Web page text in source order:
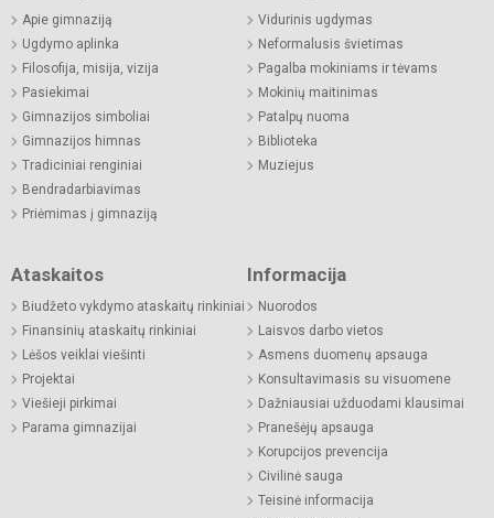
Apie gimnaziją
Ugdymo aplinka
Filosofija, misija, vizija
Pasiekimai
Gimnazijos simboliai
Gimnazijos himnas
Tradiciniai renginiai
Bendradarbiavimas
Priėmimas į gimnaziją
Vidurinis ugdymas
Neformalusis švietimas
Pagalba mokiniams ir tėvams
Mokinių maitinimas
Patalpų nuoma
Biblioteka
Muziejus
Ataskaitos
Biudžeto vykdymo ataskaitų rinkiniai
Finansinių ataskaitų rinkiniai
Lėšos veiklai viešinti
Projektai
Viešieji pirkimai
Parama gimnazijai
Informacija
Nuorodos
Laisvos darbo vietos
Asmens duomenų apsauga
Konsultavimasis su visuomene
Dažniausiai užduodami klausimai
Pranešėjų apsauga
Korupcijos prevencija
Civilinė sauga
Teisinė informacija